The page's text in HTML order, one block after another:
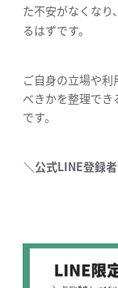
た不安がなくなり、
るはずです。
ご自身の立場や
べきかを整理で
です。
＼公式LINE登録